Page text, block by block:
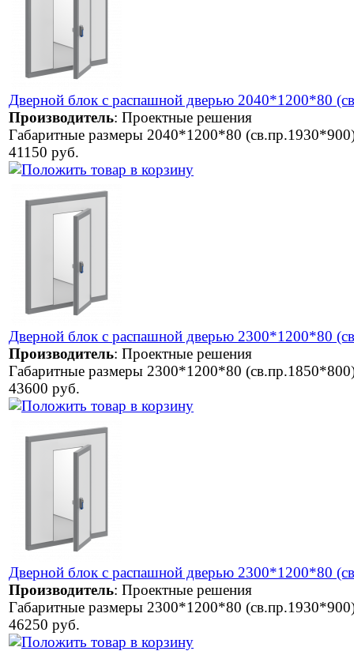
Дверной блок с распашной дверью 2040*1200*80
Производитель: Проектные решения
Габаритные размеры 2040*1200*80
41150 руб.
Дверной блок с распашной дверью 2300*1200*80
Производитель: Проектные решения
Габаритные размеры 2300*1200*80
43600 руб.
Дверной блок с распашной дверью 2300*1200*80
Производитель: Проектные решения
Габаритные размеры 2300*1200*80
46250 руб.